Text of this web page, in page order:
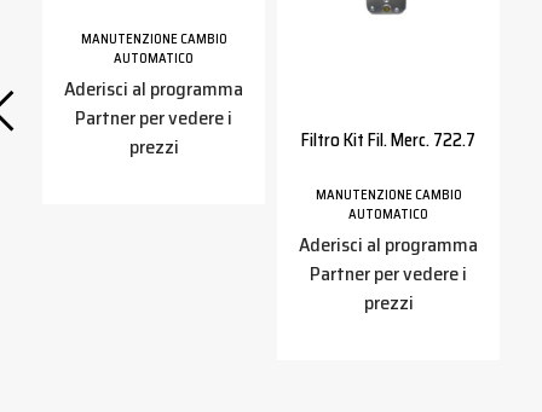
MANUTENZIONE CAMBIO
AUTOMATICO
Aderisci al programma
Partner per vedere i
prezzi
Filtro Kit Fil. Merc. 722.7
MANUTENZIONE CAMBIO
AUTOMATICO
Aderisci al programma
Partner per vedere i
prezzi